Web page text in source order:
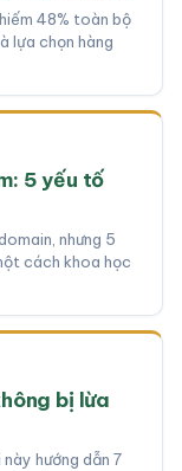
48% toàn bộ
lựa chọn hàng
5 yếu tố
nhưng 5
cách khoa học
bị lừa
hướng dẫn 7